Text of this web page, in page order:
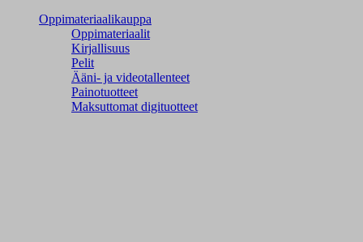
Oppimateriaalikauppa
Oppimateriaalit
Kirjallisuus
Pelit
Ääni- ja videotallenteet
Painotuotteet
Maksuttomat digituotteet